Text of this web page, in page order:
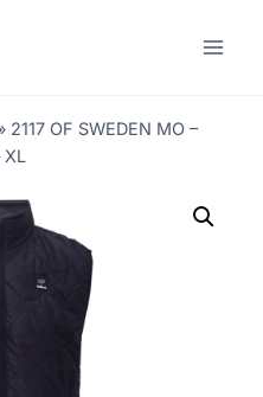
2117 OF SWEDEN MO –
XL